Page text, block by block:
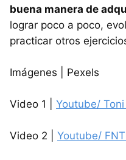
buena manera de
lograr poco a poco,
practicar otros
Imágenes | Pexels
Video 1 | Youtube/
Video 2 | Youtube/